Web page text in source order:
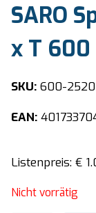
SARO
x T
SKU:600-
EAN:
Listenpreis: €
Nicht vorrätig